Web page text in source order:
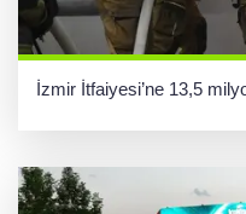
İzmir İtfaiyesi’ne 13,5